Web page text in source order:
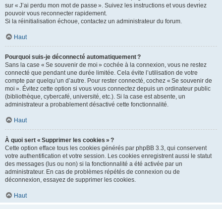
sur « J’ai perdu mon mot de passe ». Suivez les instructions et vous devriez
pouvoir vous reconnecter rapidement.
Si la réinitialisation échoue, contactez un administrateur du forum.
Haut
Pourquoi suis-je déconnecté automatiquement ?
Sans la case « Se souvenir de moi » cochée à la connexion, vous ne restez
connecté que pendant une durée limitée. Cela évite l’utilisation de votre
compte par quelqu’un d’autre. Pour rester connecté, cochez « Se souvenir de
moi ». Évitez cette option si vous vous connectez depuis un ordinateur public
(bibliothèque, cybercafé, université, etc.). Si la case est absente, un
administrateur a probablement désactivé cette fonctionnalité.
Haut
À quoi sert « Supprimer les cookies » ?
Cette option efface tous les cookies générés par phpBB 3.3, qui conservent
votre authentification et votre session. Les cookies enregistrent aussi le statut
des messages (lus ou non) si la fonctionnalité a été activée par un
administrateur. En cas de problèmes répétés de connexion ou de
déconnexion, essayez de supprimer les cookies.
Haut